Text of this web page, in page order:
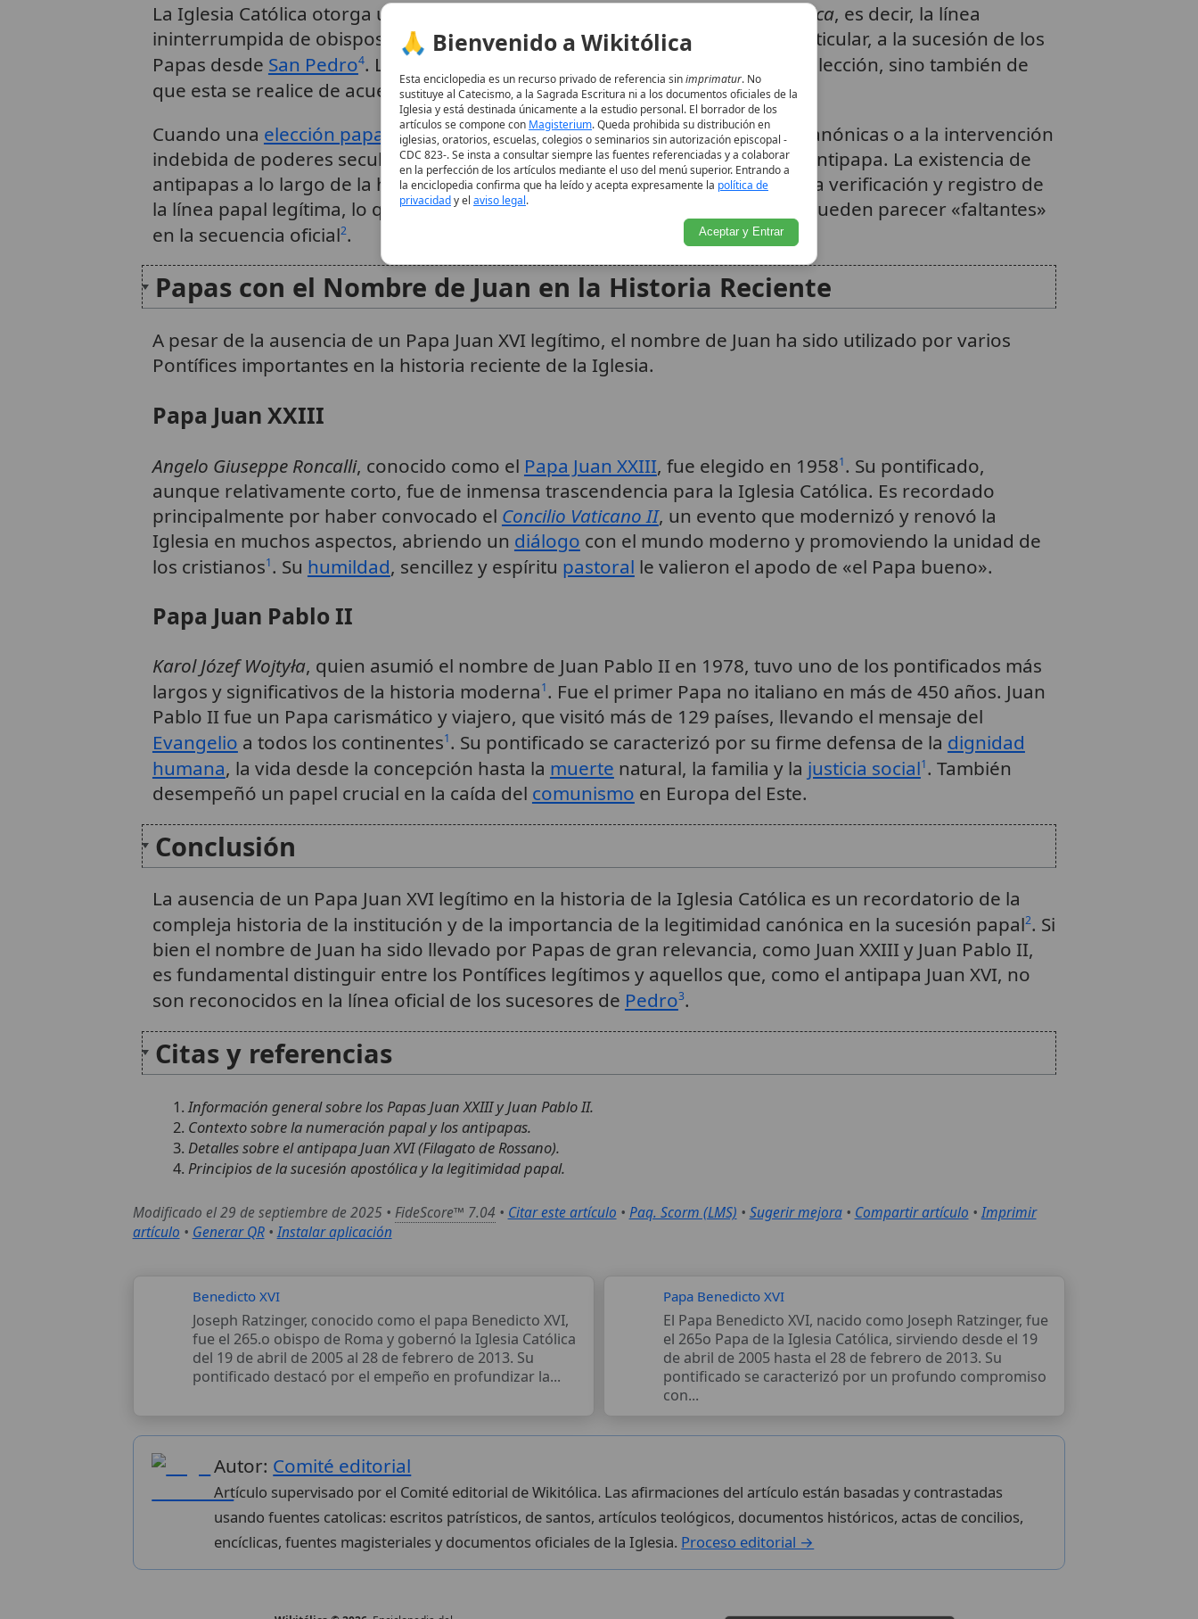
La Iglesia Católica otorga una importancia fundamental a la sucesión apostólica, es decir, la línea
ininterrumpida de obispos que se remonta a los Apóstoles, y de manera particular, a la sucesión de los
Papas desde San Pedro4. La legitimidad de un Papa no solo depende de su elección, sino también de
que esta se realice de acuerdo con las leyes canónicas de la Iglesia4.
Cuando una elección papal
se considera inválida debido a irregularidades canónicas o a la intervención
indebida de poderes seculares, el individuo elegido es clasificado como un antipapa. La existencia de
antipapas a lo largo de la historia ha llevado a la necesidad de una cuidadosa verificación y registro de
la línea papal legítima, lo que explica por qué algunos nombres y números pueden parecer «faltantes»
en la secuencia oficial2.
Papas con el Nombre de Juan en la Historia Reciente
A pesar de la ausencia de un Papa Juan XVI legítimo, el nombre de Juan ha sido utilizado por varios
Pontífices importantes en la historia reciente de la Iglesia.
Papa Juan XXIII
Angelo Giuseppe Roncalli, conocido como el Papa Juan XXIII, fue elegido en 19581. Su pontificado,
aunque relativamente corto, fue de inmensa trascendencia para la Iglesia Católica. Es recordado
principalmente por haber convocado el Concilio Vaticano II, un evento que modernizó y renovó la
Iglesia en muchos aspectos, abriendo un diálogo con el mundo moderno y promoviendo la unidad de
los cristianos1. Su humildad, sencillez y espíritu pastoral le valieron el apodo de «el Papa bueno».
Papa Juan Pablo II
Karol Józef Wojtyła, quien asumió el nombre de Juan Pablo II en 1978, tuvo uno de los pontificados más
largos y significativos de la historia moderna1. Fue el primer Papa no italiano en más de 450 años. Juan
Pablo II fue un Papa carismático y viajero, que visitó más de 129 países, llevando el mensaje del
Evangelio a todos los continentes1. Su pontificado se caracterizó por su firme defensa de la dignidad
humana, la vida desde la concepción hasta la muerte natural, la familia y la justicia social1. También
desempeñó un papel crucial en la caída del comunismo en Europa del Este.
Conclusión
La ausencia de un Papa Juan XVI legítimo en la historia de la Iglesia Católica es un recordatorio de la
compleja historia de la institución y de la importancia de la legitimidad canónica en la sucesión papal2. Si
bien el nombre de Juan ha sido llevado por Papas de gran relevancia, como Juan XXIII y Juan Pablo II,
es fundamental distinguir entre los Pontífices legítimos y aquellos que, como el antipapa Juan XVI, no
son reconocidos en la línea oficial de los sucesores de Pedro3.
Citas y referencias
Información general sobre los Papas Juan XXIII y Juan Pablo II.
Contexto sobre la numeración papal y los antipapas.
Detalles sobre el antipapa Juan XVI (Filagato de Rossano).
Principios de la sucesión apostólica y la legitimidad papal.
Modificado el 29 de septiembre de 2025 • FideScore™ 7.04 • Citar este artículo • Paq. Scorm (LMS) • Sugerir mejora• Compartir artículo •Imprimir
artículo • Generar QR•Instalar aplicación
Benedicto XVI
Joseph Ratzinger, conocido como el papa Benedicto XVI,
fue el 265.o obispo de Roma y gobernó la Iglesia Católica
del 19 de abril de 2005 al 28 de febrero de 2013. Su
pontificado destacó por el empeño en profundizar la...
Papa Benedicto XVI
El Papa Benedicto XVI, nacido como Joseph Ratzinger, fue
el 265o Papa de la Iglesia Católica, sirviendo desde el 19
de abril de 2005 hasta el 28 de febrero de 2013. Su
pontificado se caracterizó por un profundo compromiso
con...
Autor: Comité editorial
Artículo supervisado por el Comité editorial de Wikitólica. Las afirmaciones del artículo están basadas y contrastadas
usando fuentes catolicas: escritos patrísticos, de santos, artículos teológicos, documentos históricos, actas de concilios,
encíclicas, fuentes magisteriales y documentos oficiales de la Iglesia. Proceso editorial →
🙏 Bienvenido a Wikitólica
Esta enciclopedia es un recurso privado de referencia sinimprimatur. No
sustituye al Catecismo, a la Sagrada Escritura ni a los documentos oficiales de la
Iglesia y está destinada únicamente a la estudio personal. El borrador de los
artículos se compone con Magisterium. Queda prohibida su distribución en
iglesias, oratorios, escuelas, colegios o seminarios sin autorización episcopal -
CDC 823-. Se insta a consultar siempre las fuentes referenciadas y a colaborar
en la perfección de los artículos mediante el uso del menú superior. Entrando a
la enciclopedia confirma que ha leído y acepta expresamente la política de
privacidady el aviso legal.
Aceptar y Entrar